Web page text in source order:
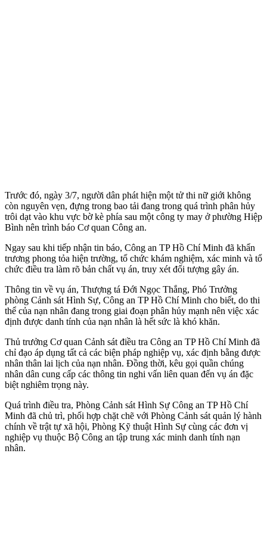
Trước đó, ngày 3/7, người dân phát hiện một t‌ử th‌i nữ giới không
còn nguyên vẹn, đựng trong bao tải đang trong quá trình phân hủy
trôi dạt vào khu vực bờ kè phía sau một công ty may ở phường Hiệp
Bình nên trình báo Cơ quan Công an.
Ngay sau khi tiếp nhận tin báo, Công an TP Hồ Chí Minh đã khẩn
trương phong tỏa hiện trường, tổ chức khám nghiệm, xác minh và tổ
chức điều tra làm rõ bản chất vụ án, truy xét đối tượng gây án.
Thông tin về vụ án, Thượng tá Đới Ngọc Thắng, Phó Trưởng
phòng Cảnh sát Hình Sự, Công an TP Hồ Chí Minh cho biết, do th‌i
th‌ể của nạn nhân đang trong giai đoạn phân hủy mạnh nên việc xác
định được danh tính của nạn nhân là hết sức là khó khăn.
Thủ trưởng Cơ quan Cảnh sát điều tra Công an TP Hồ Chí Minh đã
chỉ đạo áp dụng tất cả các biện pháp nghiệp vụ, xác định bằng được
nhân thân lai lịch của nạn nhân. Đồng thời, kêu gọi quần chúng
nhân dân cung cấp các thông tin nghi vấn liên quan đến vụ án đặc
biệt nghiêm trọng này.
Quá trình điều tra, Phòng Cảnh sát Hình Sự Công an TP Hồ Chí
Minh đã chủ trì, phối hợp chặt chẽ với Phòng Cảnh sát quản lý hành
chính về trật tự xã hội, Phòng Kỹ thuật Hình Sự cùng các đơn vị
nghiệp vụ thuộc Bộ Công an tập trung xác minh danh tính nạn
nhân.